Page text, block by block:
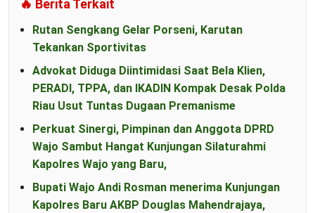
🔥 Berita Terkait
Rutan Sengkang Gelar Porseni, Karutan
Tekankan Sportivitas
Advokat Diduga Diintimidasi Saat Bela Klien,
PERADI, TPPA, dan IKADIN Kompak Desak Polda
Riau Usut Tuntas Dugaan Premanisme
Perkuat Sinergi, Pimpinan dan Anggota DPRD
Wajo Sambut Hangat Kunjungan Silaturahmi
Kapolres Wajo yang Baru,
Bupati Wajo Andi Rosman menerima Kunjungan
Kapolres Baru AKBP Douglas Mahendrajaya,